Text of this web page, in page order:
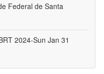
Federal de Santa
2024-Sun Jan 31